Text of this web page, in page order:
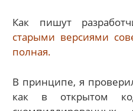
Как пишут
старыми версиями
полная.
В принципе, я
как в открытом